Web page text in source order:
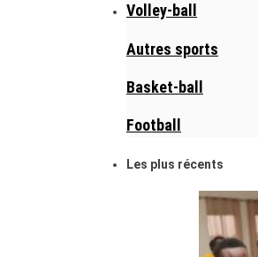
Volley-ball
Autres sports
Basket-ball
Football
Les plus récents